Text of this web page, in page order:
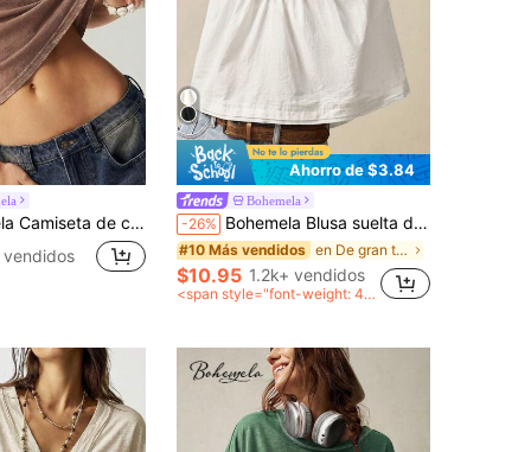
de punto de unicolor ajustada y lavada para mujer
Ahorro de $3.84
Bohemela
-26% Bohemela Blusa suelta de mujer con cuello en V de unicolor
#10 Más vendidos en De gran tamaño Blusas De Mujer
$10.95 1.2k+ vendidos
<span style="font-weight: 40